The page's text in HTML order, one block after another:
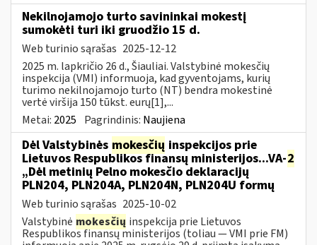
Nekilnojamojo turto savininkai mokestį
sumokėti turi iki gruodžio 15 d.
Web turinio sąrašas 2025-12-12
2025 m. lapkričio 26 d., Šiauliai. Valstybinė mokesčių
inspekcija (VMI) informuoja, kad gyventojams, kurių
turimo nekilnojamojo turto (NT) bendra mokestinė
vertė viršija 150 tūkst. eurų[1],...
Metai: 2025 Pagrindinis: Naujiena
Dėl Valstybinės mokesčių inspekcijos prie
Lietuvos Respublikos finansų ministerijos...VA-2
„Dėl metinių Pelno mokesčio deklaracijų
PLN204, PLN204A, PLN204N, PLN204U formų
Web turinio sąrašas 2025-10-02
Valstybinė mokesčių inspekcija prie Lietuvos
Respublikos finansų ministerijos (toliau — VMI prie FM)